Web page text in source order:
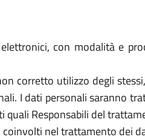
con modalità e
corretto utilizzo degli
I dati personali saranno
Responsabili del
nel trattamento dei